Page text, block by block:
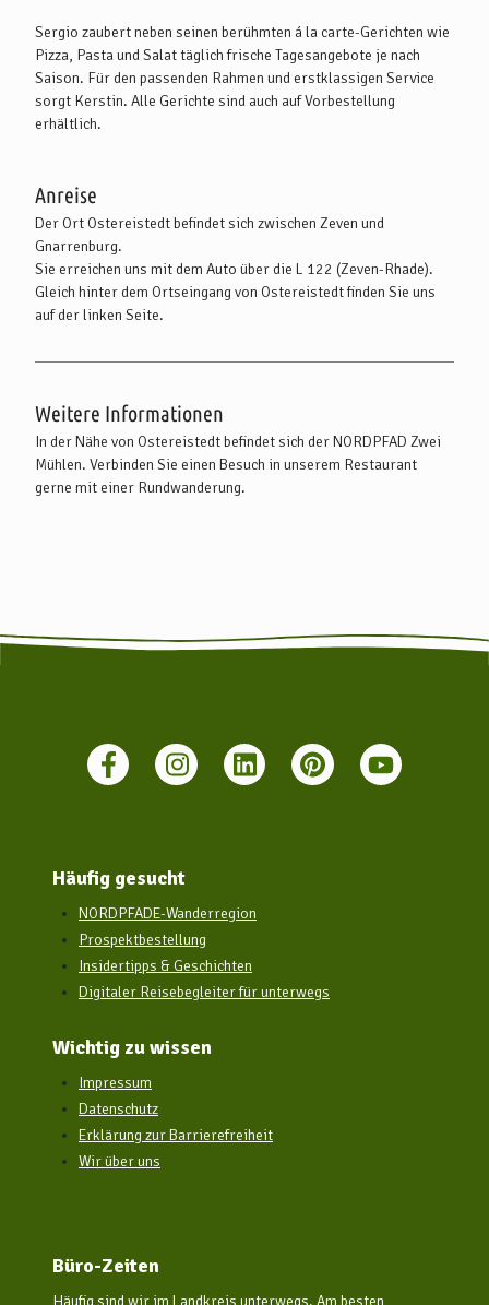
Sergio zaubert neben seinen berühmten á la carte-Gerichten wie
Pizza, Pasta und Salat täglich frische Tagesangebote je nach
Saison. Für den passenden Rahmen und erstklassigen Service
sorgt Kerstin. Alle Gerichte sind auch auf Vorbestellung
erhältlich.
Anreise
Der Ort Ostereistedt befindet sich zwischen Zeven und
Gnarrenburg.
Sie erreichen uns mit dem Auto über die L 122 (Zeven-Rhade).
Gleich hinter dem Ortseingang von Ostereistedt finden Sie uns
auf der linken Seite.
Weitere Informationen
In der Nähe von Ostereistedt befindet sich der NORDPFAD Zwei
Mühlen. Verbinden Sie einen Besuch in unserem Restaurant
gerne mit einer Rundwanderung.
Häufig gesucht
NORDPFADE-Wanderregion
Prospektbestellung
Insidertipps & Geschichten
Digitaler Reisebegleiter für unterwegs
Wichtig zu wissen
Impressum
Datenschutz
Erklärung zur Barrierefreiheit
Wir über uns
Büro-Zeiten